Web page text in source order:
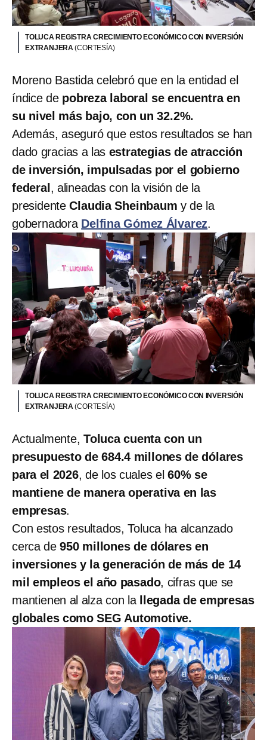
TOLUCA REGISTRA CRECIMIENTO ECONÓMICO CON INVERSIÓN
EXTRANJERA(CORTESÍA)
Moreno Bastida celebró que en la entidad el
índice de pobreza laboral se encuentra en
su nivel más bajo, con un 32.2%.
Además, aseguró que estos resultados se han
dado gracias a las estrategias de atracción
de inversión, impulsadas por el gobierno
federal, alineadas con la visión de la
presidenteClaudia Sheinbaumy de la
gobernadora Delfina Gómez Álvarez.
TOLUCA REGISTRA CRECIMIENTO ECONÓMICO CON INVERSIÓN
EXTRANJERA(CORTESÍA)
Actualmente, Toluca cuenta con un
presupuesto de 684.4 millones de dólares
para el 2026, de los cuales el60% se
mantiene de manera operativa en las
empresas.
Con estos resultados, Toluca ha alcanzado
cerca de950 millones de dólares en
inversiones y la generación de más de 14
mil empleos el año pasado, cifras que se
mantienen al alza con la
llegada de empresas
globales como SEG Automotive.